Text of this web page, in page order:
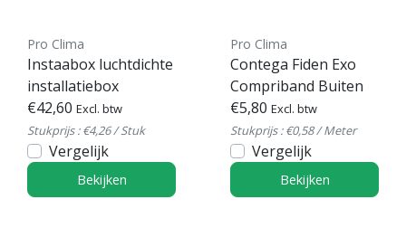
Pro Clima
Instaabox luchtdichte
installatiebox
€42,60 Excl. btw
Stukprijs : €4,26 / Stuk
Vergelijk
Bekijken
Pro Clima
Contega Fiden Exo
Compriband Buiten
€5,80 Excl. btw
Stukprijs : €0,58 / Meter
Vergelijk
Bekijken